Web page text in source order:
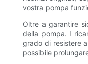
vostra pompa
Oltre a garantire
della pompa. I
grado di resistere
possibile